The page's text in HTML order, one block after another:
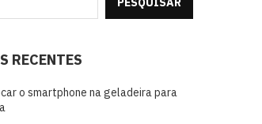
RECENTES
o smartphone na geladeira para